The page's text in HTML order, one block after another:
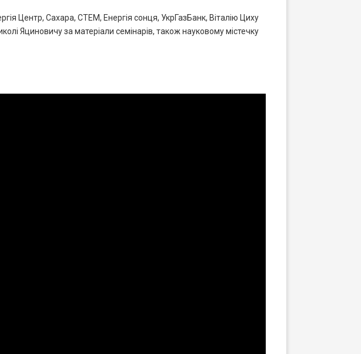
Центр, Сахара, СТЕМ, Енергія сонця, УкрГазБанк, Віталію Циху
Яциновичу за матеріали семінарів, також науковому містечку